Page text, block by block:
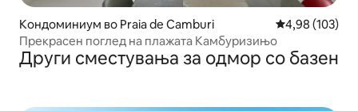
Кондоминиум во Praia de Camburi Просечна
4,98 (103)
Прекрасен поглед на плажата Камбуризињо
Други сместувања за одмор со базен